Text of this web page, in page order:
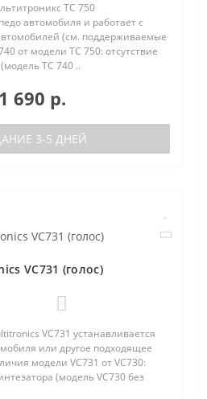
TC 750
автомобиля и работает с
(см. поддерживаемые
от модели TC 750: отсутствие
TC 740 ..
690 р.
3-5 ДНЕЙ
VC731 (голос)
VC731 устанавливается
или другое подходящее
модели VC731 от VC730:
(модель VC730 без